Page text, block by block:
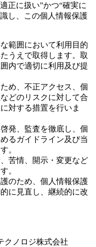
正に扱い”かつ“確実に
し、この個人情報保護
範囲において利用目的
うえで取得します。取
内で適切に利用及び提
め、不正アクセス、個
どのリスクに対して合
対する措置を行いま
発、監査を徹底し、個
るガイドライン及び当
。
苦情、開示・変更など
。
のため、個人情報保護
に見直し、継続的に改
クノロジ株式会社